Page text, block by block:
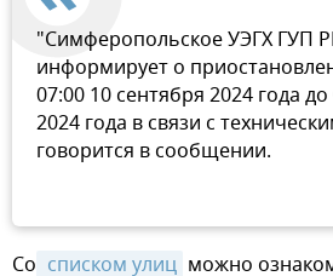
"Симферопольское УЭГХ ГУП
информирует о
07:00 10 сентября 2024 года
2024 года в связи с
говорится в сообщении.
Со списком улиц можно